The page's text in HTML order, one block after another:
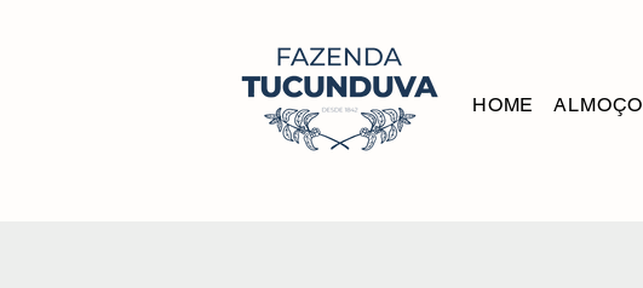
HOME ALMOÇO